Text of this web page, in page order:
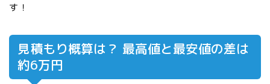
す！
見積もり概算は？ 最高値と最安値の差は
約6万円